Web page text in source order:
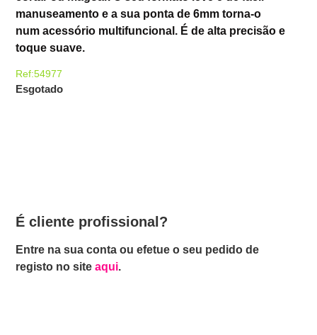
manuseamento e a sua ponta de 6mm torna-o
num acessório multifuncional. É de alta precisão e
toque suave.
Ref:54977
Esgotado
É cliente profissional?
Entre na sua conta ou efetue o seu pedido de
registo no siteaqui.